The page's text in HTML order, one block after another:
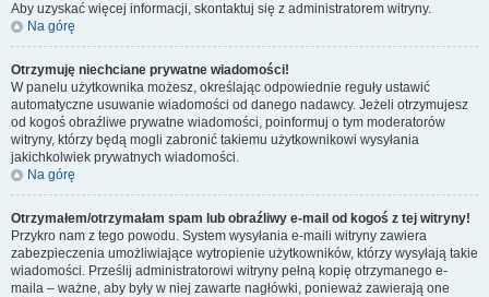
Aby uzyskać więcej informacji, skontaktuj się z administratorem witryny.
Na górę
Otrzymuję niechciane prywatne wiadomości!
W panelu użytkownika możesz, określając odpowiednie reguły ustawić
automatyczne usuwanie wiadomości od danego nadawcy. Jeżeli otrzymujesz
od kogoś obraźliwe prywatne wiadomości, poinformuj o tym moderatorów
witryny, którzy będą mogli zabronić takiemu użytkownikowi wysyłania
jakichkolwiek prywatnych wiadomości.
Na górę
Otrzymałem/otrzymałam spam lub obraźliwy e-mail od kogoś z tej witryny!
Przykro nam z tego powodu. System wysyłania e-maili witryny zawiera
zabezpieczenia umożliwiające wytropienie użytkowników, którzy wysyłają takie
wiadomości. Prześlij administratorowi witryny pełną kopię otrzymanego e-
maila – ważne, aby były w niej zawarte nagłówki, ponieważ zawierają one